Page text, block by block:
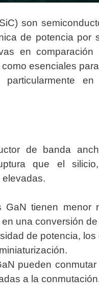
son
de potencia por
en
esenciales
de banda
que el
GaN tienen menor
una conversión
de potencia,
pueden
a la